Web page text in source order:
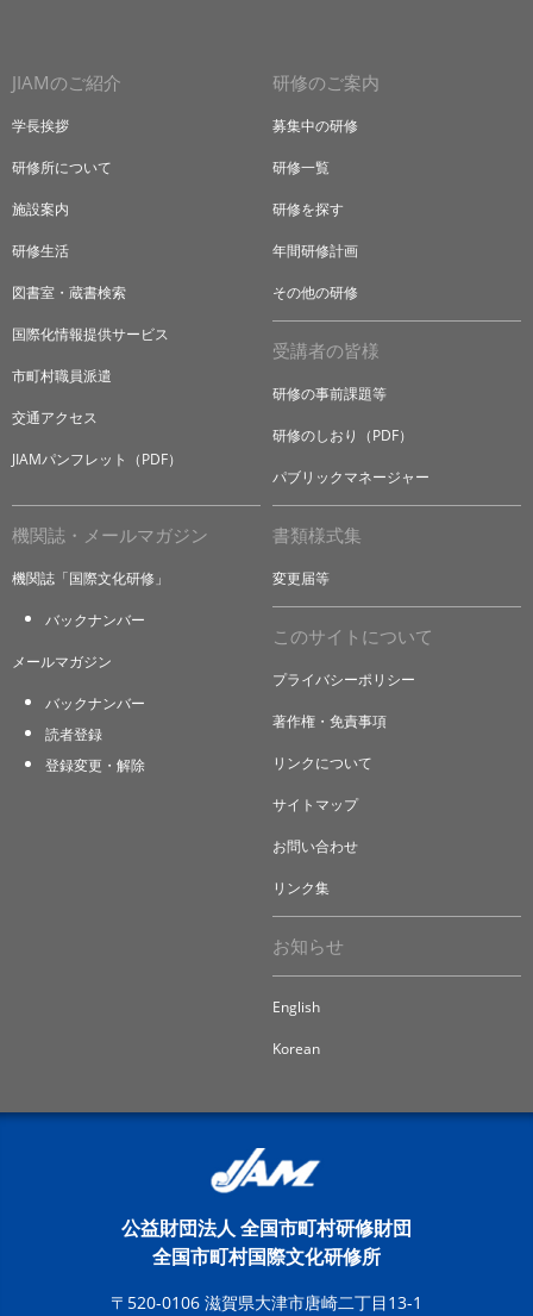
JIAMのご紹介
学長挨拶
研修所について
施設案内
研修生活
図書室・蔵書検索
国際化情報提供サービス
市町村職員派遣
交通アクセス
JIAMパンフレット（PDF）
研修のご案内
募集中の研修
研修一覧
研修を探す
年間研修計画
その他の研修
受講者の皆様
研修の事前課題等
研修のしおり（PDF）
パブリックマネージャー
機関誌・メールマガジン
機関誌「国際文化研修」
バックナンバー
メールマガジン
バックナンバー
読者登録
登録変更・解除
書類様式集
変更届等
このサイトについて
プライバシーポリシー
著作権・免責事項
リンクについて
サイトマップ
お問い合わせ
リンク集
お知らせ
English
Korean
公益財団法人 全国市町村研修財団
全国市町村国際文化研修所
〒520-0106 滋賀県大津市唐崎二丁目13-1